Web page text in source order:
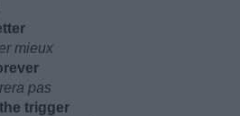
mieux
pas
trigger